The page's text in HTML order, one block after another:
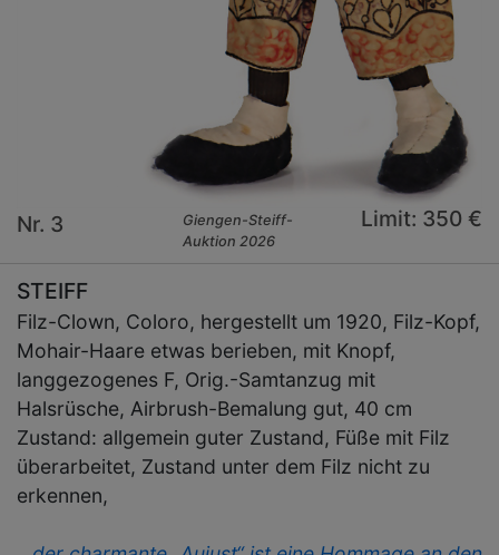
Nr. 3
Giengen-Steiff-
Auktion 2026
Limit: 350 €
STEIFF
Filz-Clown, Coloro, hergestellt um 1920, Filz-Kopf,
Mohair-Haare etwas berieben, mit Knopf,
langgezogenes F, Orig.-Samtanzug mit
Halsrüsche, Airbrush-Bemalung gut, 40 cm
Zustand: allgemein guter Zustand, Füße mit Filz
überarbeitet, Zustand unter dem Filz nicht zu
erkennen,